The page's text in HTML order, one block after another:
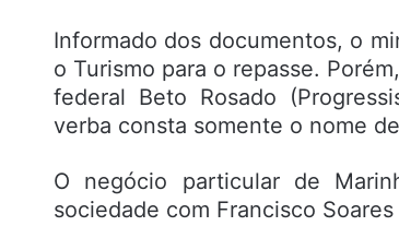
Informado dos documentos, o
o Turismo para o repasse.
federal Beto Rosado
verba consta somente o nome
O negócio particular de
sociedade com Francisco